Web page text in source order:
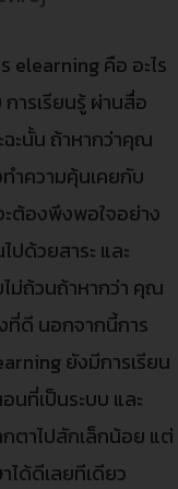
elearning คือ อะไร
ารเรียนรู้ ผ่านสื่อ
ฉะนั้น ถ้าหากว่าคุณ
ำความคุ้นเคยกับ
ต้องพึงพอใจอย่าง
ปด้วยสาระ และ
ม่ถ้วนถ้าหากว่า คุณ
ที่ดี นอกจากนี้การ
ยังมีการเรียน
ที่เป็นระบบ และ
ตาไปสักเล็กน้อย แต่
ได้ดีเลยทีเดียว